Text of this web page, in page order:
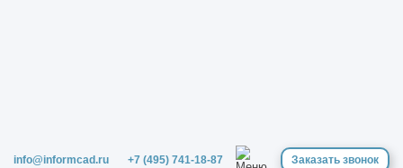
info@informcad.ru +7 (495) 741-18-87 Заказать звонок